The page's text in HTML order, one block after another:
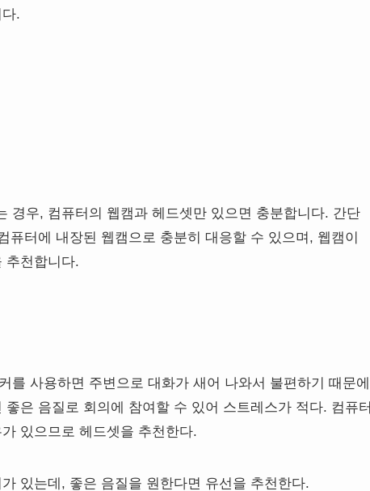
.
경우, 컴퓨터의 웹캠과 헤드셋만 있으면 충분합니다. 간단
터에 내장된 웹캠으로 충분히 대응할 수 있으며, 웹캠이
추천합니다.
를 사용하면 주변으로 대화가 새어 나와서 불편하기 때문에
은 음질로 회의에 참여할 수 있어 스트레스가 적다. 컴퓨
있으므로 헤드셋을 추천한다.
있는데, 좋은 음질을 원한다면 유선을 추천한다.